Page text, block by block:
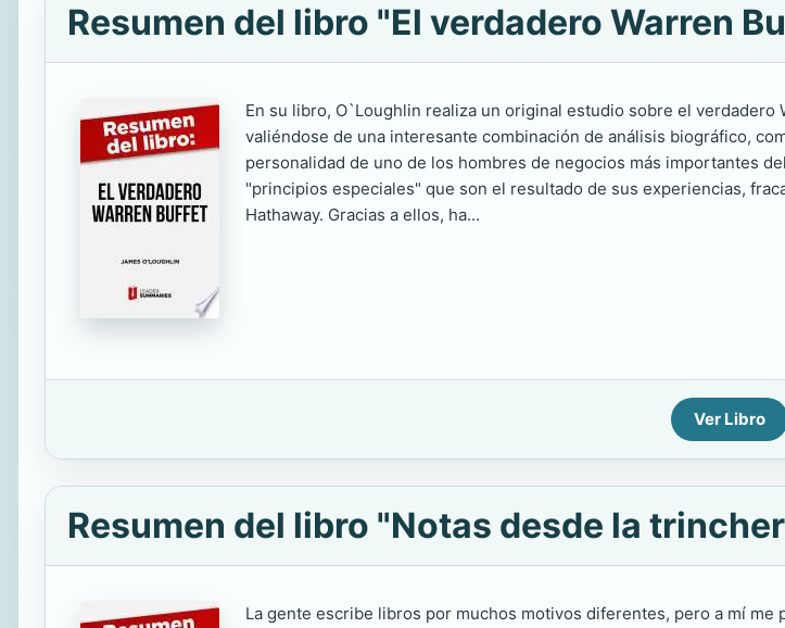
Resumen del libro "El verdadero Warren
En su libro, O`Loughlin realiza un original estudio sobre el
valiéndose de una interesante combinación de análisis biográfico,
personalidad de uno de los hombres de negocios más importantes
"principios especiales" que son el resultado de sus experiencias,
Hathaway. Gracias a ellos, ha...
Ver Libro
Resumen del libro "Notas desde la
La gente escribe libros por muchos motivos diferentes, pero a mí